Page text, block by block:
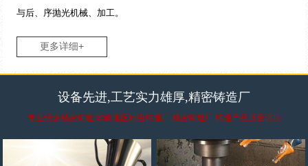
与后、序抛光机械、加工。
更多详细+
设备先进,工艺实力雄厚,精密铸造厂
专业经营精密铸造,华南地区精密铸造厂,精密铸造厂,铸造产品质量优良